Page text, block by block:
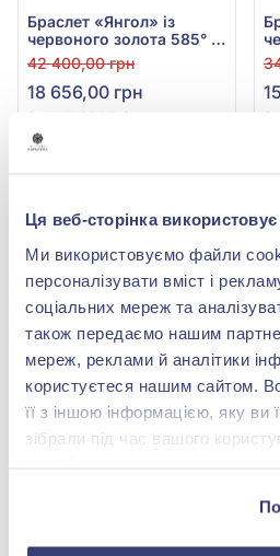
Ця веб-сторінка використовує
Ми використовуємо файли
персоналізувати вміст і
соціальних мереж та
також передаємо нашим
мереж, реклами й аналітики
користуєтеся нашим сайтом.
її з іншою інформацією, яку ви
зібрали під час вашого
Браслет «Янгол» із
червоного золота 585° з
фіанітом/куб.цирконієм
червоним та текстилем,
арт. БС325и
42 400,00 грн
18 656,00 грн
(арт. БС325и)
Браслет «Янгол» із
червоного золота 585° з
2